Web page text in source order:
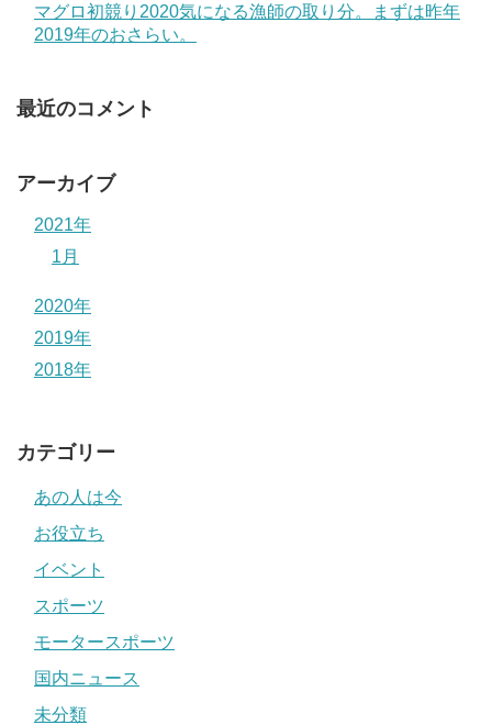
マグロ初競り2020気になる漁師の取り分。まずは昨年
2019年のおさらい。
最近のコメント
アーカイブ
2021年
1月
2020年
2019年
2018年
カテゴリー
あの人は今
お役立ち
イベント
スポーツ
モータースポーツ
国内ニュース
未分類